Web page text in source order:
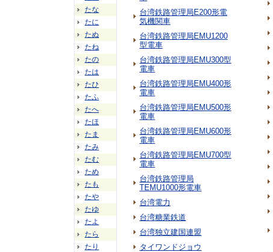
たな
たに
たぬ
たね
たの
たは
たひ
たふ
たへ
たほ
たま
たみ
たむ
ため
たも
たや
たゆ
たよ
たら
たり
台湾鉄路管理局E200形電
気機関車
台湾鉄路管理局EMU1200
型電車
台湾鉄路管理局EMU300型
電車
台湾鉄路管理局EMU400形
電車
台湾鉄路管理局EMU500形
電車
台湾鉄路管理局EMU600形
電車
台湾鉄路管理局EMU700型
電車
台湾鉄路管理局
TEMU1000形電車
台湾電力
台湾糖業鉄道
台湾独立建国連盟
タイワンドジョウ